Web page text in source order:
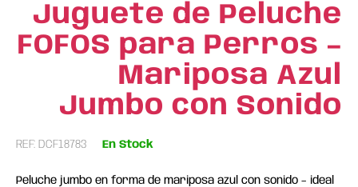
Juguete de Peluche
FOFOS para Perros –
Mariposa Azul
Jumbo con Sonido
REF: DCF18783 En Stock
Peluche jumbo en forma de mariposa azul con sonido – ideal